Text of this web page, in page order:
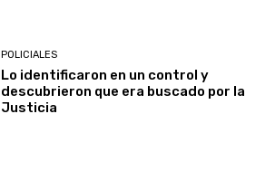
POLICIALES
Lo identificaron en un control y
descubrieron que era buscado por la
Justicia